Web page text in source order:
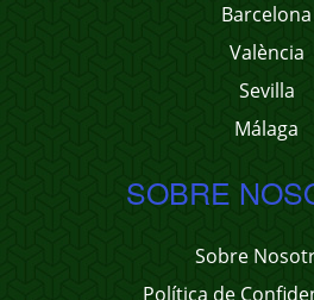
Barcelona
València
Sevilla
Málaga
SOBRE
Sobre
Política de